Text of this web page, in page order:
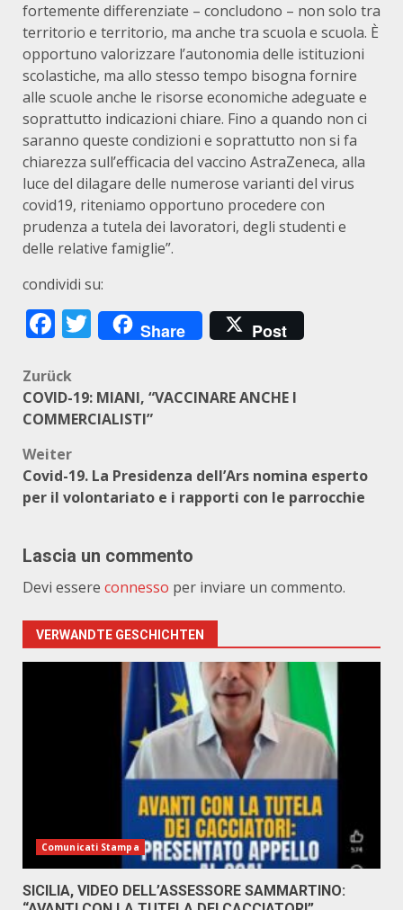
fortemente differenziate – concludono – non solo tra
territorio e territorio, ma anche tra scuola e scuola. È
opportuno valorizzare l’autonomia delle istituzioni
scolastiche, ma allo stesso tempo bisogna fornire
alle scuole anche le risorse economiche adeguate e
soprattutto indicazioni chiare. Fino a quando non ci
saranno queste condizioni e soprattutto non si fa
chiarezza sull’efficacia del vaccino AstraZeneca, alla
luce del dilagare delle numerose varianti del virus
covid19, riteniamo opportuno procedere con
prudenza a tutela dei lavoratori, degli studenti e
delle relative famiglie”.
condividi su:
Facebook
Twitter
Share Post
Beitragsnavigation
Zurück
COVID-19: MIANI, “VACCINARE ANCHE I
COMMERCIALISTI”
Weiter
Covid-19. La Presidenza dell’Ars nomina esperto
per il volontariato e i rapporti con le parrocchie
Lascia un commento
Devi essere connesso per inviare un commento.
VERWANDTE GESCHICHTEN
Comunicati Stampa
SICILIA, VIDEO DELL’ASSESSORE SAMMARTINO: